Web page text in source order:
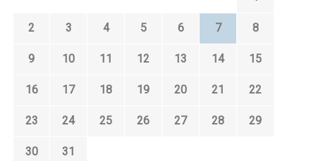
2 3 4 5 6 7 8
9 10 11 12 13 14 15
16 17 18 19 20 21 22
23 24 25 26 27 28 29
30
31